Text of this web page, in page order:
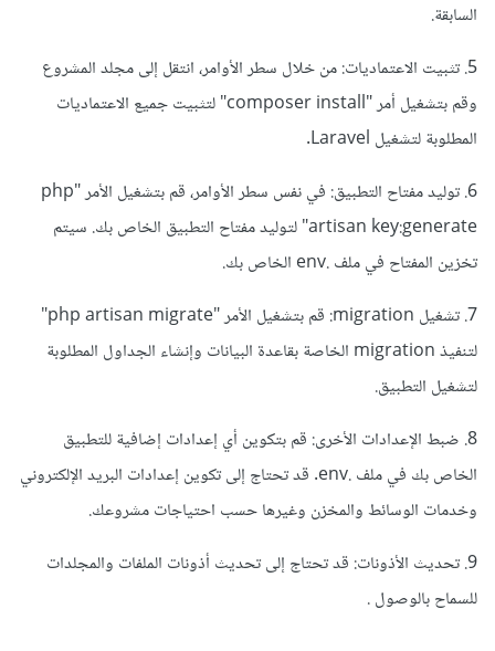
السابقة.
5. تثبيت الاعتماديات: من خلال سطر الأوامر، انتقل إلى مجلد المشروع
وقم بتشغيل أمر "composer install" لتثبيت جميع الاعتماديات
المطلوبة لتشغيل Laravel.
6. توليد مفتاح التطبيق: في نفس سطر الأوامر، قم بتشغيل الأمر "php
artisan key:generate" لتوليد مفتاح التطبيق الخاص بك. سيتم
تخزين المفتاح في ملف .env الخاص بك.
7. تشغيل migration: قم بتشغيل الأمر "php artisan migrate"
لتنفيذ migration الخاصة بقاعدة البيانات وإنشاء الجداول المطلوبة
لتشغيل التطبيق.
8. ضبط الإعدادات الأخرى: قم بتكوين أي إعدادات إضافية للتطبيق
الخاص بك في ملف .env. قد تحتاج إلى تكوين إعدادات البريد الإلكتروني
وخدمات الوسائط والمخزن وغيرها حسب احتياجات مشروعك.
9. تحديث الأذونات: قد تحتاج إلى تحديث أذونات الملفات والمجلدات
للسماح بالوصول .